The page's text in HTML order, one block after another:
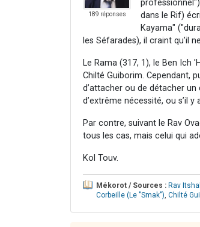
189 réponses
dans le Rif)
Kayama"
les Séfarades), il craint qu’il
Le Rama (317, 1), le Ben Ich
Chilté Guiborim. Cependant,
d’attacher ou de détacher
d’extrême nécessité, ou s’il
Par contre, suivant le Rav
tous les cas, mais celui qui
Kol Touv.
Mékorot / Sources : Rav
Corbeille (Le "Smak") Chilté